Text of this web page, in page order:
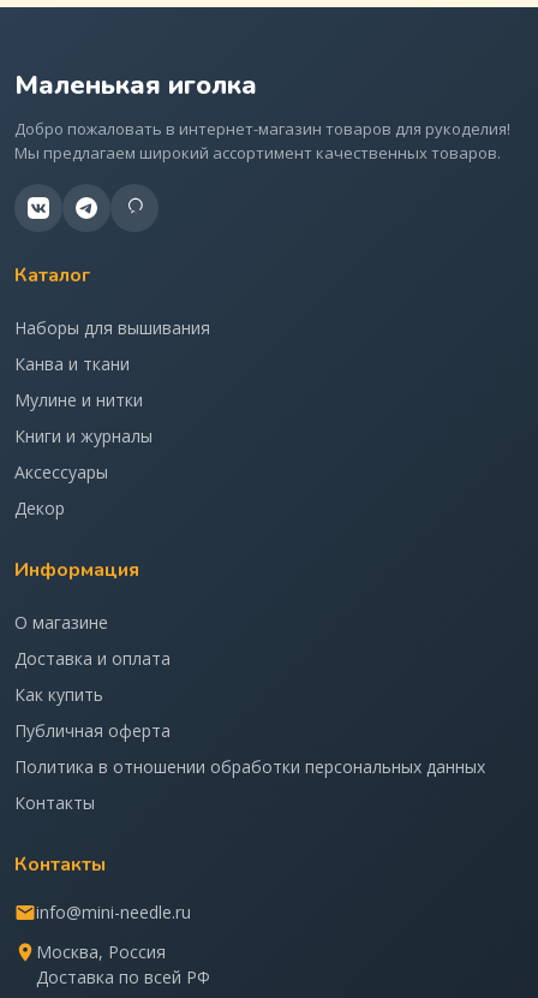
Маленькая иголка
Добро пожаловать в интернет-магазин товаров для рукоделия!
Мы предлагаем широкий ассортимент качественных товаров.
Каталог
Наборы для вышивания
Канва и ткани
Мулине и нитки
Книги и журналы
Аксессуары
Декор
Информация
О магазине
Доставка и оплата
Как купить
Публичная оферта
Политика в отношении обработки персональных данных
Контакты
Контакты
info@mini-needle.ru
Москва, Россия
Доставка по всей РФ